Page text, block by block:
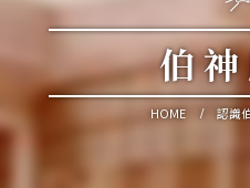
伯
HOME 認識